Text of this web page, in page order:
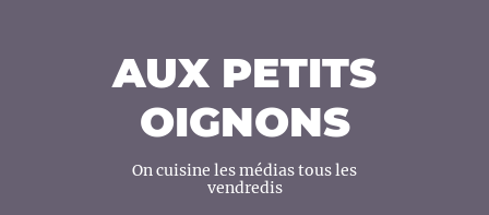
AUX PETITS
OIGNONS
On cuisine les médias tous les
vendredis